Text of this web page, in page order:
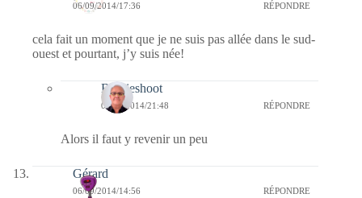
06/09/2014/17:36 RÉPONDRE
cela fait un moment que je ne suis pas allée dans le sud-
ouest et pourtant, j’y suis née!
Bernieshoot
06/09/2014/21:48 RÉPONDRE
Alors il faut y revenir un peu
Gérard
06/09/2014/14:56 RÉPONDRE